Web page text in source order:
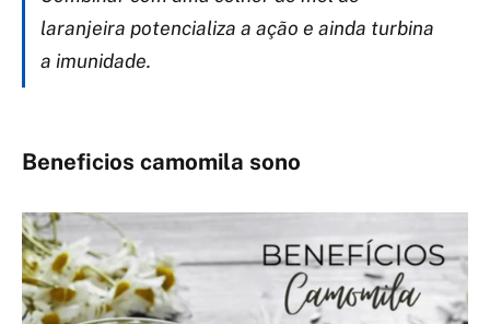
laranjeira potencializa a ação e ainda turbina
a imunidade.
Beneficios camomila sono